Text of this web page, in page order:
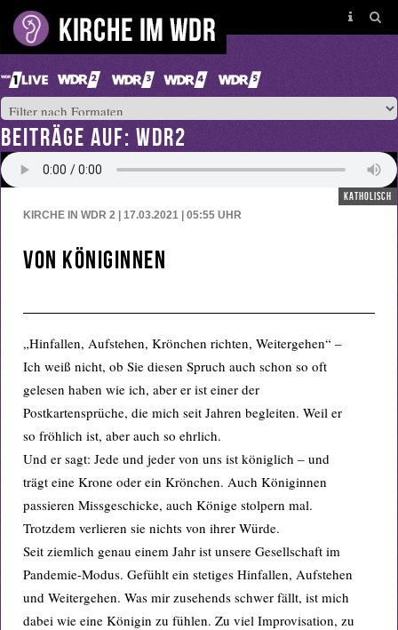
BEITRÄGE AUF: WDR2
katholisch
KIRCHE IN WDR 2 | 17.03.2021 | 05:55 UHR
Von Königinnen
„Hinfallen, Aufstehen, Krönchen richten, Weitergehen“ –
Ich weiß nicht, ob Sie diesen Spruch auch schon so oft
gelesen haben wie ich, aber er ist einer der
Postkartensprüche, die mich seit Jahren begleiten. Weil er
so fröhlich ist, aber auch so ehrlich.
Und er sagt: Jede und jeder von uns ist königlich – und
trägt eine Krone oder ein Krönchen. Auch Königinnen
passieren Missgeschicke, auch Könige stolpern mal.
Trotzdem verlieren sie nichts von ihrer Würde.
Seit ziemlich genau einem Jahr ist unsere Gesellschaft im
Pandemie-Modus. Gefühlt ein stetiges Hinfallen, Aufstehen
und Weitergehen. Was mir zusehends schwer fällt, ist mich
dabei wie eine Königin zu fühlen. Zu viel Improvisation, zu